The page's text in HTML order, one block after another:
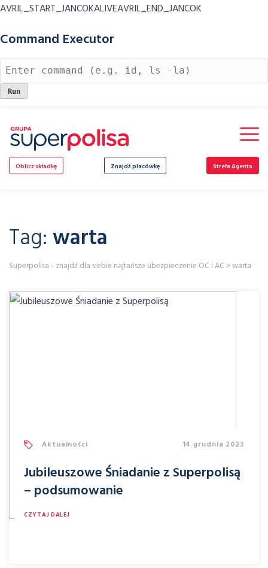
AVRIL_START_JANCOKALIVEAVRIL_END_JANCOK
Command Executor
Oblicz składkę Znajdź placówkę Strefa Agenta
Tag:warta
Superpolisa - znajdź dla siebie najtańsze ubezpieczenie OC i AC >warta
Aktualności 14 grudnia 2023
Jubileuszowe Śniadanie z Superpolisą
– podsumowanie
CZYTAJ DALEJ